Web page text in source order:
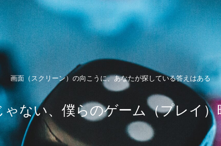
画面（スクリーン）の向こうに、あなたが探している答えはある
ゃない、僕らのゲーム（プレイ）